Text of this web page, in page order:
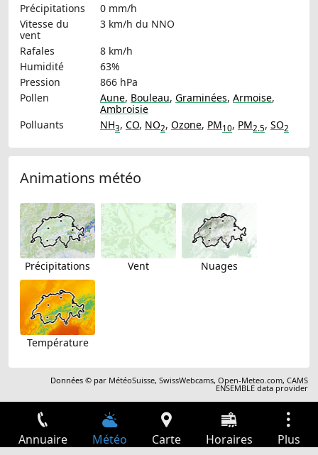
Précipitations
0 mm/h
Vitesse du
vent
3 km/h du NNO
Rafales
8 km/h
Humidité
63%
Pression
866 hPa
Pollen
Aune, Bouleau, Graminées, Armoise,
Ambroisie
Polluants
NH3, CO, NO2, Ozone, PM10, PM2.5, SO2
Animations météo
Précipitations Vent Nuages
Température
Données © par MétéoSuisse,SwissWebcams,Open-Meteo.com,CAMS
ENSEMBLE data provider
Annuaire Météo Carte Horaires Plus